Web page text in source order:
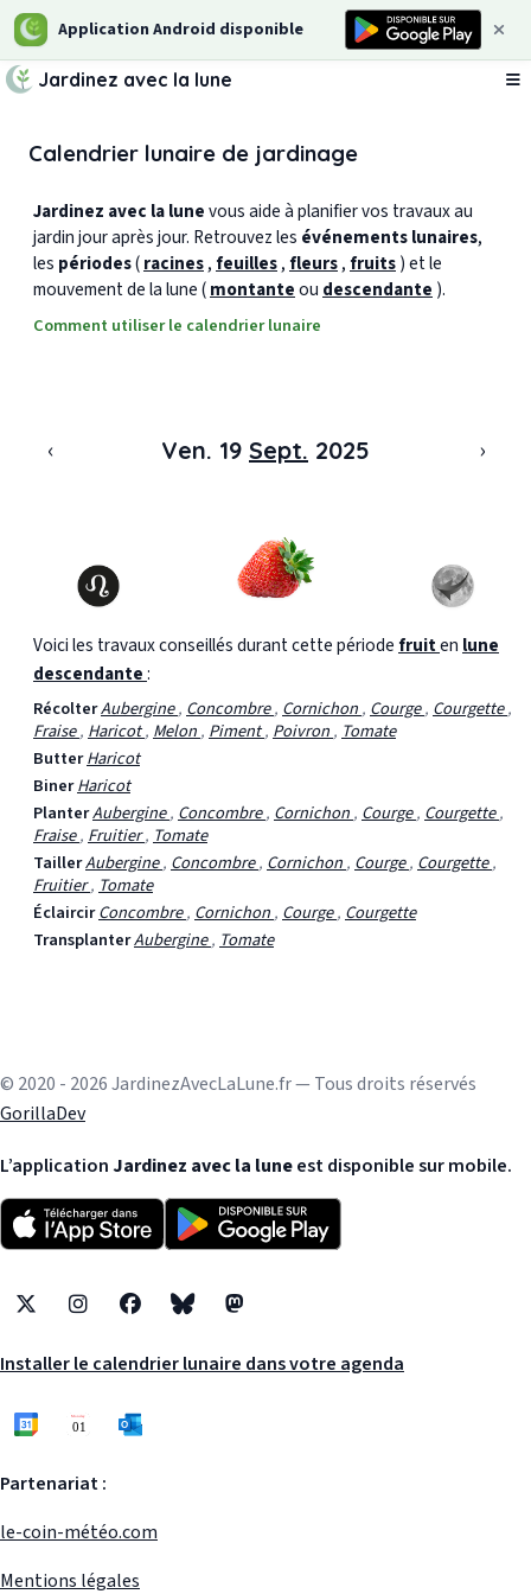
Application Android disponible
Jardinez avec la lune
Calendrier lunaire de jardinage
Jardinez avec la lunevous aide à planifier vos travaux au
jardin jour après jour. Retrouvez les événements lunaires,
les périodes(racines, feuilles, fleurs, fruits) et le
mouvement de la lune (montanteou descendante ).
Comment utiliser le calendrier lunaire
‹ Ven. 19 Sept. 2025 ›
Voici les travaux conseillés durant cette période fruiten lune
descendante:
RécolterAubergine, Concombre, Cornichon, Courge, Courgette,
Fraise, Haricot, Melon, Piment, Poivron, Tomate
ButterHaricot
BinerHaricot
PlanterAubergine, Concombre, Cornichon, Courge, Courgette,
Fraise, Fruitier, Tomate
TaillerAubergine, Concombre, Cornichon, Courge, Courgette,
Fruitier, Tomate
ÉclaircirConcombre, Cornichon, Courge, Courgette
TransplanterAubergine, Tomate
© 2020 - 2026 JardinezAvecLaLune.fr — Tous droits réservés
GorillaDev
L’application Jardinez avec la luneest disponible sur mobile.
X InstagramFacebookBlueskyMastodon
Installer le calendrier lunaire dans votre agenda
Partenariat :
le-coin-météo.com
Mentions légales